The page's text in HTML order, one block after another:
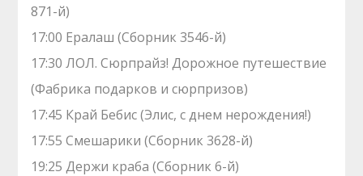
871-й)
17:00 Ералаш (Сборник 3546-й)
17:30 ЛОЛ. Сюрпрайз! Дорожное путешествие
(Фабрика подарков и сюрпризов)
17:45 Край Бебис (Элис, с днем нерождения!)
17:55 Смешарики (Сборник 3628-й)
19:25 Держи краба (Сборник 6-й)